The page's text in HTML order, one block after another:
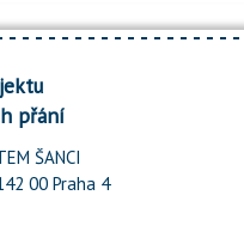
přání
ŠANCI
00 Praha 4